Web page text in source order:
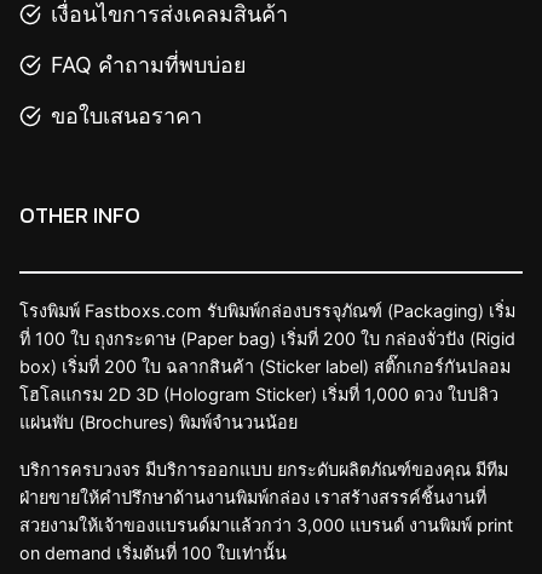
เงื่อนไขการส่งเคลมสินค้า
FAQ คำถามที่พบบ่อย
ขอใบเสนอราคา
OTHER INFO
โรงพิมพ์ Fastboxs.com รับพิมพ์กล่องบรรจุภัณฑ์ (Packaging) เริ่ม
ที่ 100 ใบ ถุงกระดาษ (Paper bag) เริ่มที่ 200 ใบ กล่องจั่วปัง (Rigid
box) เริ่มที่ 200 ใบ ฉลากสินค้า (Sticker label) สติ๊กเกอร์กันปลอม
โฮโลแกรม 2D 3D (Hologram Sticker) เริ่มที่ 1,000 ดวง ใบปลิว
แผ่นพับ (Brochures) พิมพ์จำนวนน้อย
บริการครบวงจร มีบริการออกแบบ ยกระดับผลิตภัณฑ์ของคุณ มีทีม
ฝ่ายขายให้คำปรึกษาด้านงานพิมพ์กล่อง เราสร้างสรรค์ชิ้นงานที่
สวยงามให้เจ้าของแบรนด์มาแล้วกว่า 3,000 แบรนด์ งานพิมพ์ print
on demand เริ่มต้นที่ 100 ใบเท่านั้น